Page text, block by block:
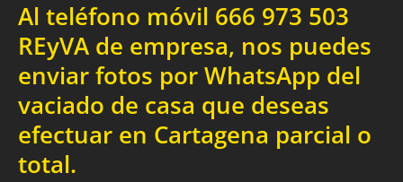
Al teléfono móvil 666 973 503
REyVA de empresa, nos puedes
enviar fotos por WhatsApp del
vaciado de casa que deseas
efectuar en Cartagena parcial o
total.